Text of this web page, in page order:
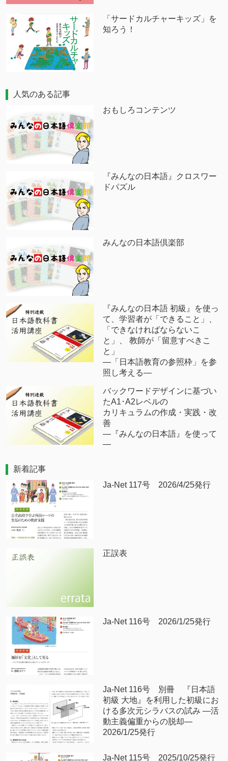
「サードカルチャーキッズ」を
知ろう！
人気のある記事
おもしろコンテンツ
『みんなの日本語』クロスワー
ドパズル
みんなの日本語倶楽部
『みんなの日本語 初級』を使っ
て、学習者が「できること」、
「できなければならないこ
と」、 教師が「留意すべきこ
と」
―「日本語教育の参照枠」を参
照し考える―
バックワードデザインに基づい
たA1･A2レベルの
カリキュラムの作成・実践・改
善
―『みんなの日本語』を使って
―
新着記事
Ja-Net 117号 2026/4/25発行
正誤表
Ja-Net 116号 2026/1/25発行
Ja-Net 116号 別冊 『日本語
初級 大地』を利用した初級にお
ける多次元シラバスの試み —活
動主義偏重からの脱却—
2026/1/25発行
Ja-Net 115号 2025/10/25発行